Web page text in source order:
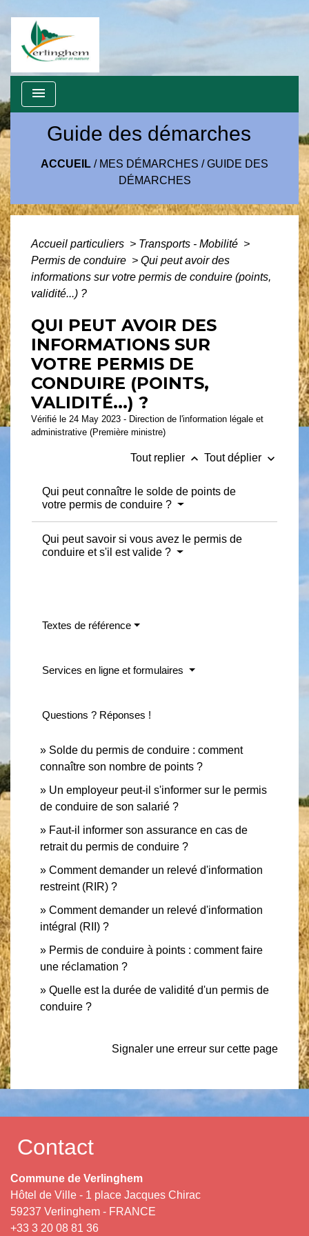
menu
Guide des démarches
ACCUEIL / MES DÉMARCHES /GUIDE DES
DÉMARCHES
Accueil particuliers > Transports - Mobilité >
Permis de conduire > Qui peut avoir des
informations sur votre permis de conduire (points,
validité...) ?
QUI PEUT AVOIR DES
INFORMATIONS SUR
VOTRE PERMIS DE
CONDUIRE (POINTS,
VALIDITÉ...) ?
Vérifié le 24 May 2023 - Direction de l'information légale et
administrative (Première ministre)
Tout replier keyboard_arrow_up Tout déplier keyboard_arrow_down
Qui peut connaître le solde de points de
votre permis de conduire ?
Qui peut savoir si vous avez le permis de
conduire et s'il est valide ?
Textes de référence
Services en ligne et formulaires
Questions ? Réponses !
Solde du permis de conduire : comment
connaître son nombre de points ?
Un employeur peut-il s'informer sur le permis
de conduire de son salarié ?
Faut-il informer son assurance en cas de
retrait du permis de conduire ?
Comment demander un relevé d'information
restreint (RIR) ?
Comment demander un relevé d'information
intégral (RII) ?
Permis de conduire à points : comment faire
une réclamation ?
Quelle est la durée de validité d'un permis de
conduire ?
Signaler une erreur sur cette page
Contact
Commune de Verlinghem
Hôtel de Ville - 1 place Jacques Chirac
59237 Verlinghem - FRANCE
+33 3 20 08 81 36